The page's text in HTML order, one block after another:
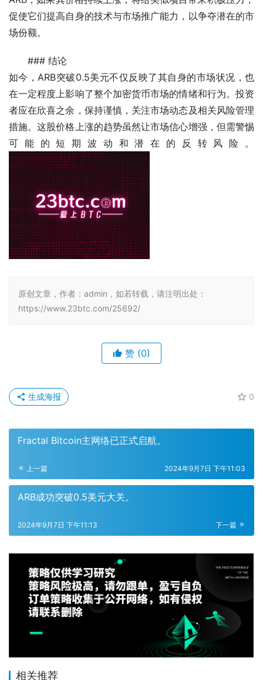
促使它们提高自身的技术与市场推广能力，以争夺潜在的市
场份额。
### 结论
如今，ARB突破0.5美元不仅反映了其自身的市场状况，也
在一定程度上影响了整个加密货币市场的情绪和行为。投资
者应在欣喜之余，保持谨慎，关注市场动态及相关风险管理
措施。这股价格上涨的趋势虽然让市场信心增强，但需警惕
可能的短期波动和潜在的反转风险。
原创文章，作者：admin，如若转载，请注明出处：
https://www.23btc.com/25692/
赞 (0)
0
生成海报
Fractal Bitcoin主网络已正式启航。
上一篇 2024年9月7日 下午11:03
ARB成功突破0.5美元大关。
下一篇
2024年9月7日 下午11:13
相关推荐